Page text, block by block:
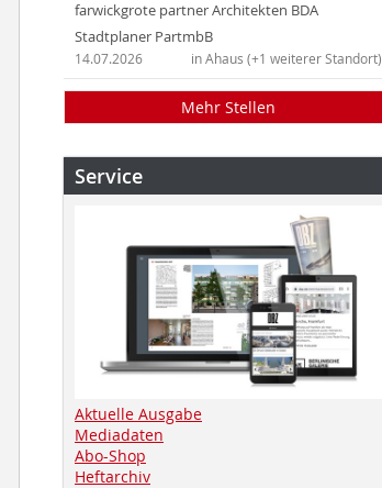
farwickgrote partner Architekten BDA
Stadtplaner PartmbB
in Ahaus (+1 weiterer Standort)
14.07.2026
Mehr Stellen
Service
Aktuelle Ausgabe
Mediadaten
Abo-Shop
Heftarchiv